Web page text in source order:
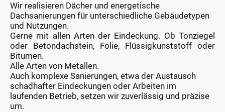
Wir realisieren Dächer und energetische
Dachsanierungen für unterschiedliche Gebäudetypen
und Nutzungen.
Gerne mit allen Arten der Eindeckung. Ob Tonziegel
oder Betondachstein, Folie, Flüssigkunststoff oder
Bitumen.
Alle Arten von Metallen.
Auch komplexe Sanierungen, etwa der Austausch
schadhafter Eindeckungen oder Arbeiten im
laufenden Betrieb, setzen wir zuverlässig und präzise
um.